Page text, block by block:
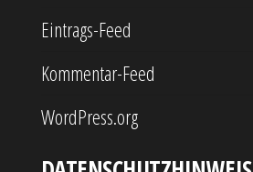
Eintrags-Feed
Kommentar-Feed
WordPress.org